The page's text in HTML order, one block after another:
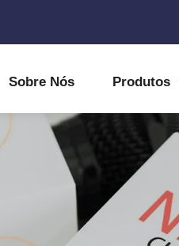
Sobre Nós Produtos